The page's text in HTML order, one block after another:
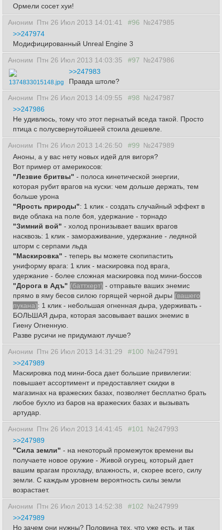
Ормели сосет хуи!
Аноним Птн 26 Июл 2013 14:01:41 #96 №247985
>>247974
Модифицированный Unreal Engine 3
Аноним Птн 26 Июл 2013 14:03:35 #97 №247986
1374833015148.jpg
>>247983
Правда штоле?
Аноним Птн 26 Июл 2013 14:09:55 #98 №247987
>>247986
Не удивлюсь, тому что этот пернатый вседа такой. Просто
птица с полусвернутойшеей стоила дешевле.
Аноним Птн 26 Июл 2013 14:26:50 #99 №247989
Аноны, а у вас нету новых идей для вигоря?
Вот пример от америкосов:
"Лезвие бритвы" - полоса кинетической энергии,
которая рубит врагов на куски: чем дольше держать, тем
больше урона
"Ярость природы": 1 клик - создать случайный эффект в
виде облака на поле боя, удержание - торнадо
"Зимний вой" - холод пронизывает ваших врагов
насквозь: 1 клик - замораживание, удержание - ледяной
шторм с серпами льда
"Маскировка" - теперь вы можете скопипастить
униформу врага: 1 клик - маскировка под врага,
удержание - более сложная маскировка под мини-боссов
"Дорога в Адъ" (баттхерт) - отправьте ваших энемис
прямо в яму бесов силою горящей черной дыры (вашего
пукана): 1 клик - небольшая огненная дыра, удерживать -
БОЛЬШАЯ дыра, которая засовывает ваших энемис в
Гиену Огненную.
Разве русичи не придумают лучше?
Аноним Птн 26 Июл 2013 14:31:29 #100 №247991
>>247989
Маскировка под мини-боса дает большие привилегии:
повышает ассортимент и предоставляет скидки в
магазинах на вражеских базах, позволяет бесплатно брать
любое бухло из баров на вражеских базах и вызывать
артудар.
Аноним Птн 26 Июл 2013 14:41:45 #101
№247993
>>247989
"Сила земли" - на некоторый промежуток времени вы
получаете новое оружие - Живой огурец, который дает
вашим врагам прохладу, влажность, и, скорее всего, силу
земли. С каждым уровнем вероятность силы земли
возрастает.
Аноним Птн 26 Июл 2013 14:52:38 #102 №247999
>>247989
Но зачем они нужны? Половина тех, что уже есть, и так